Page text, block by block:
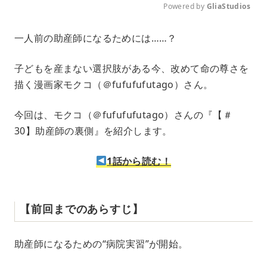
e
Powered by GliaStudios
一人前の助産師になるためには……？
子どもを産まない選択肢がある今、改めて命の尊さを
描く漫画家モクコ（＠fufufufutago）さん。
今回は、モクコ（＠fufufufutago）さんの『【＃
30】助産師の裏側』を紹介します。
1話から読む！
【前回までのあらすじ】
助産師になるための“病院実習”が開始。